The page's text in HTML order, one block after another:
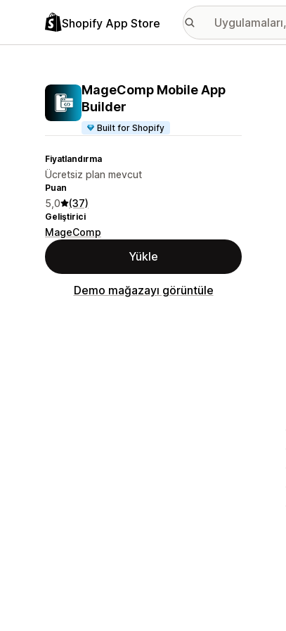
Shopify App Store
MageComp Mobile App
Builder
Built for Shopify
Fiyatlandırma
Ücretsiz plan mevcut
Puan
5,0 (37)
Geliştirici
MageComp
Yükle
Demo mağazayı görüntüle